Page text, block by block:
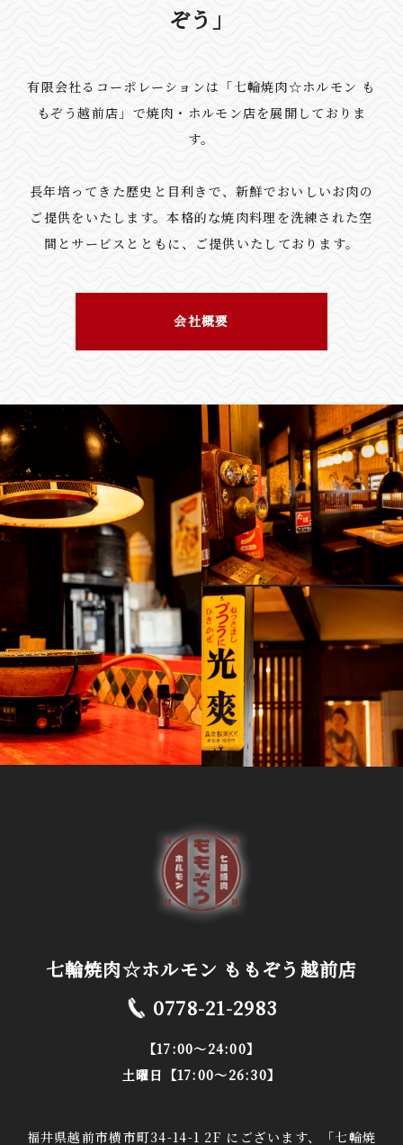
ぞう」
有限会社るコーポレーションは「七輪焼肉☆ホルモン も
もぞう越前店」で焼肉・ホルモン店を展開しておりま
す。
長年培ってきた歴史と目利きで、新鮮でおいしいお肉の
ご提供をいたします。本格的な焼肉料理を洗練された空
間とサービスとともに、ご提供いたしております。
会社概要
七輪焼肉☆ホルモン ももぞう越前店
0778-21-2983
【17:00～24:00】
土曜日【17:00～26:30】
福井県越前市横市町34-14-1 2F にございます、「七輪焼